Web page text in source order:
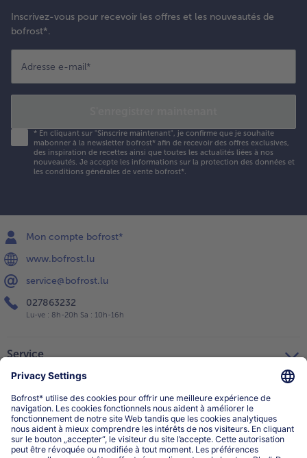
Inscrivez-vous pour recevoir les offres et les nouveautés de
bofrost*.
Adresse e-mail*
* En cliquant sur "Sinscrire maintenant", je confirme que je souhaite
mabonner à la newsletter bofrost* afin de recevoir des offres exclusives,
des inspiration de recettes ainsi que toutes les actualités liées à nos
nouveautés. Je accepte les informations sur la protection des données et
les conditions générales de vente bofrost*.
Mon compte bofrost*
www.bofrost.lu
service@bofrost.lu
027863232
Lu-ve : 8h-20h Sa : 10h-16h
Service
Catégories